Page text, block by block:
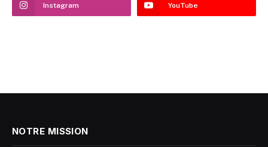
Instagram YouTube
NOTRE MISSION